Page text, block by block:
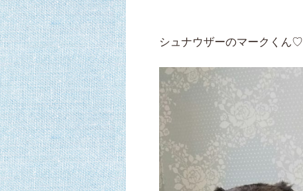
シュナウザーのマークくん♡